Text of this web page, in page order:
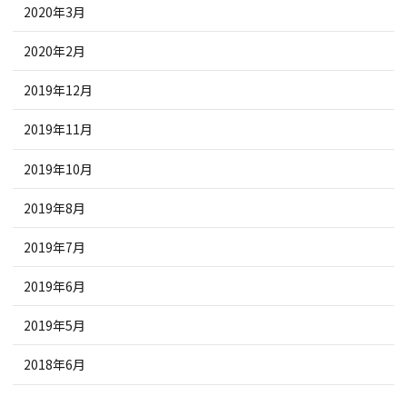
2020年3月
2020年2月
2019年12月
2019年11月
2019年10月
2019年8月
2019年7月
2019年6月
2019年5月
2018年6月